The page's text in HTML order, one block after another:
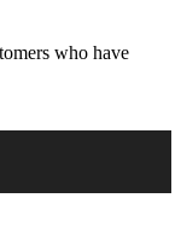
who have